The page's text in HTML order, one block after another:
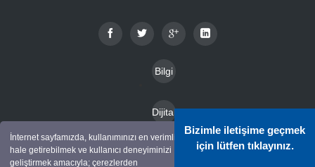
İnternet sayfamızda, kullanımınızı en verimli
hale getirebilmek ve kullanıcı deneyiminizi
geliştirmek amacıyla; çerezlerden
Bizimle iletişime geçmek
için lütfen tıklayınız.
Bilgi
mu
Hizm
Dijital
Katal
Kam